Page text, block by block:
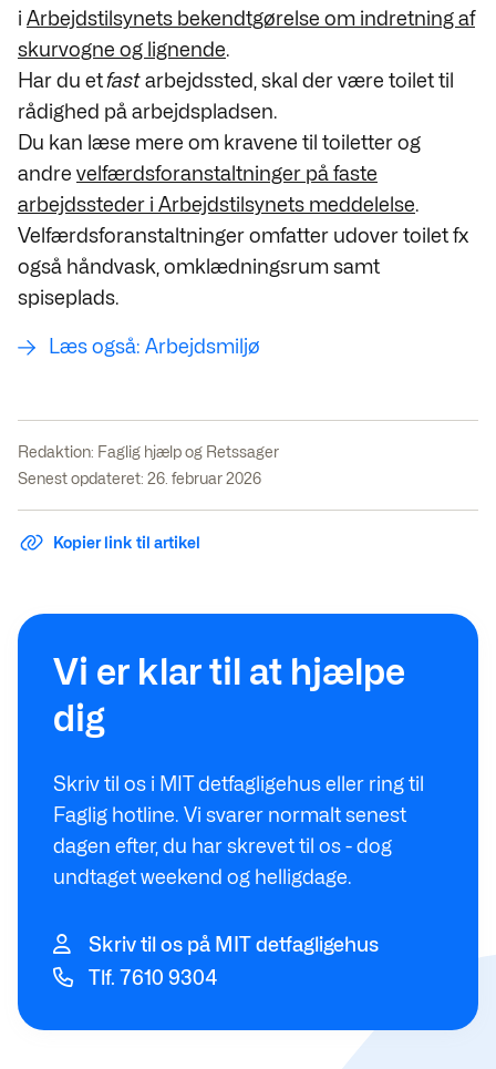
i Arbejdstilsynets bekendtgørelse om indretning af
skurvogne og lignende.
Har du etfastarbejdssted, skal der være toilet til
rådighed på arbejdspladsen.
Du kan læse mere om kravene til toiletter og
andre velfærdsforanstaltninger på faste
arbejdssteder i Arbejdstilsynets meddelelse.
Velfærdsforanstaltninger omfatter udover toilet fx
også håndvask, omklædningsrum samt
spiseplads.
Læs også: Arbejdsmiljø
Redaktion: Faglig hjælp og Retssager
Senest opdateret: 26. februar 2026
Kopier link til artikel
Vi er klar til at hjælpe
dig
Skriv til os i MIT detfagligehus eller ring til
Faglig hotline. Vi svarer normalt senest
dagen efter, du har skrevet til os - dog
undtaget weekend og helligdage.
Skriv til os på MIT detfagligehus
Tlf. 7610 9304